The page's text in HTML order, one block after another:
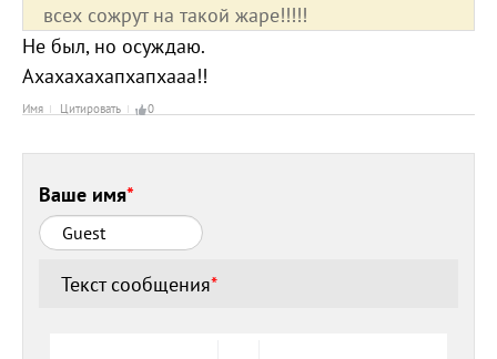
всех сожрут на такой жаре!!!!!
Не был, но осуждаю.
Ахахахахапхапхааа!!
Имя Цитировать 0
Ваше имя*
Текст сообщения*